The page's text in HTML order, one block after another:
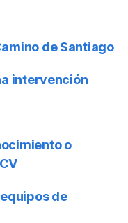
de Santiago
intervención
o
de